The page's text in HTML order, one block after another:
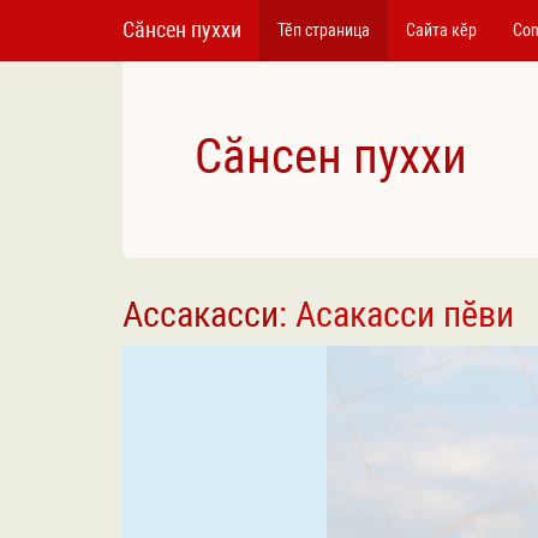
Сӑнсен пуххи Тӗп страница Сайта кӗр
Сӑнсен пуххи
Ассакасси: Асакасси пӗви